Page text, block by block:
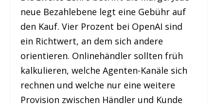
neue Bezahlebene legt eine Gebühr auf
den Kauf. Vier Prozent bei OpenAI sind
ein Richtwert, an dem sich andere
orientieren. Onlinehändler sollten früh
kalkulieren, welche Agenten-Kanäle sich
rechnen und welche nur eine weitere
Provision zwischen Händler und Kunde